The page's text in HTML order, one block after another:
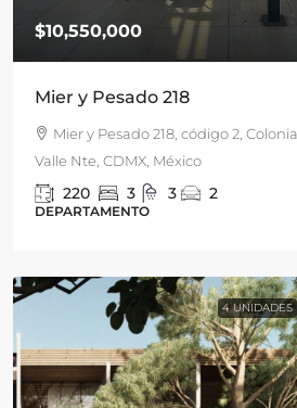
$10,550,000
Mier y Pesado 218
Mier y Pesado 218, código 2,
Valle Nte, CDMX, México
220 3 3 2
DEPARTAMENTO
4 UNIDADES